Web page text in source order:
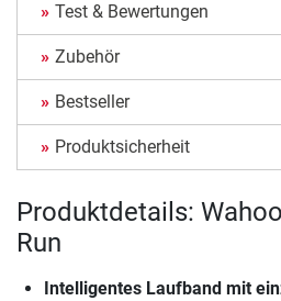
Test & Bewertungen
Zubehör
Bestseller
Produktsicherheit
Produktdetails:
Run
Intelligentes Laufband mit